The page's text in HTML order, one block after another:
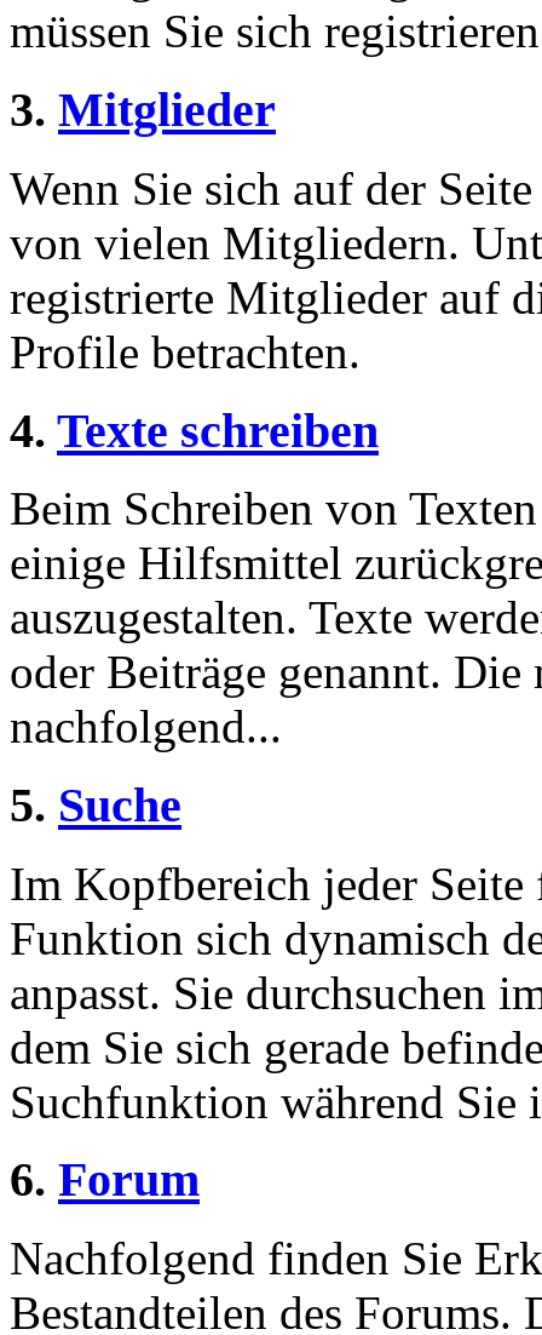
müssen Sie sich
3. Mitglieder
Wenn Sie sich auf der
von vielen Mitgliedern.
registrierte Mitglieder auf
Profile betrachten.
4. Texte schreiben
Beim Schreiben von
einige Hilfsmittel
auszugestalten. Texte
oder Beiträge genannt.
nachfolgend...
5. Suche
Im Kopfbereich jeder Seite
Funktion sich dynamisch
anpasst. Sie durchsuchen
dem Sie sich gerade
Suchfunktion während Sie
6. Forum
Nachfolgend finden Sie
Bestandteilen des Forums.